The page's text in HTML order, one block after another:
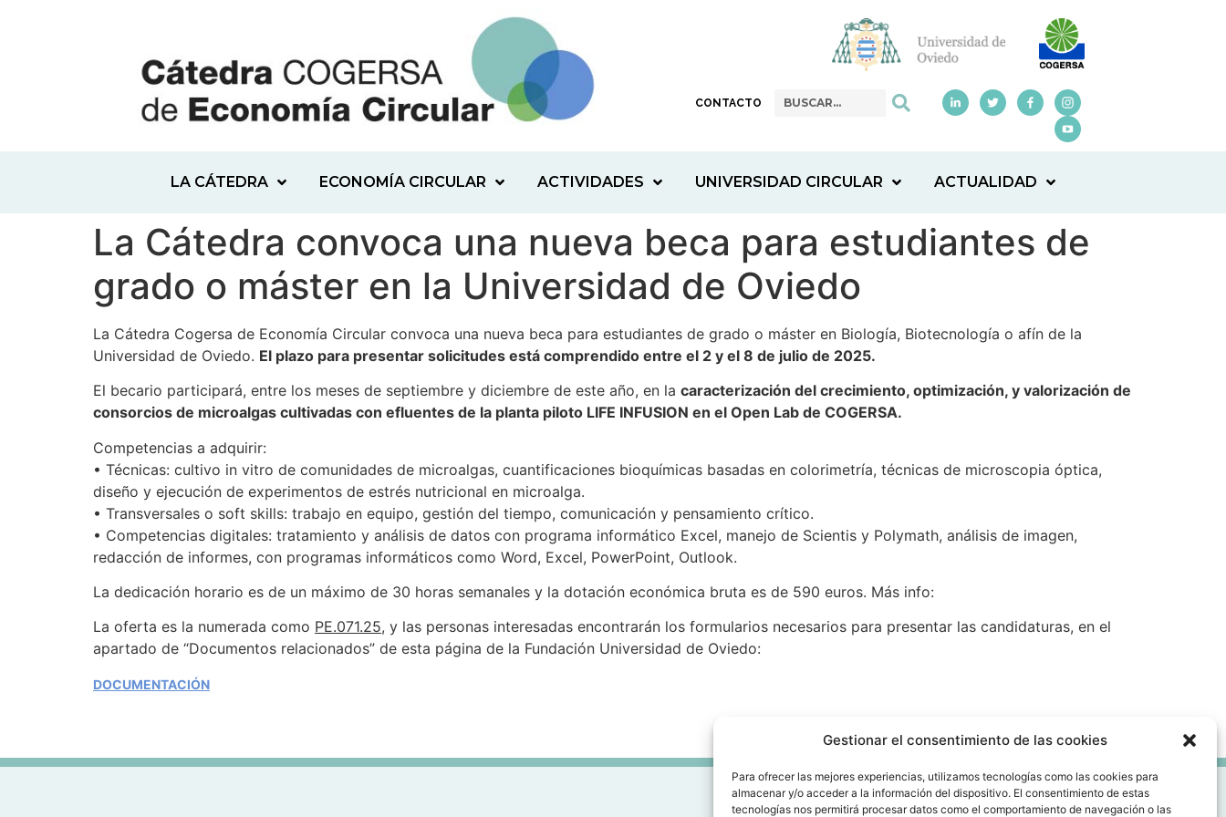
Gestionar el consentimiento de las cookies
Para ofrecer las mejores experiencias, utilizamos tecnologías como las cookies para
almacenar y/o acceder a la información del dispositivo. El consentimiento de estas
tecnologías nos permitirá procesar datos como el comportamiento de navegación o las
CONTACTO
LA CÁTEDRA ECONOMÍA CIRCULAR ACTIVIDADES UNIVERSIDAD CIRCULAR ACTUALIDAD
La Cátedra convoca una nueva beca para estudiantes de
grado o máster en la Universidad de Oviedo
La Cátedra Cogersa de Economía Circular convoca una nueva beca para estudiantes de grado o máster en Biología, Biotecnología o afín de la
Universidad de Oviedo. El plazo para presentar solicitudes está comprendido entre el 2 y el 8 de julio de 2025.
El becario participará, entre los meses de septiembre y diciembre de este año, en la caracterización del crecimiento, optimización, y valorización de
consorcios de microalgas cultivadas con efluentes de la planta piloto LIFE INFUSION en el Open Lab de COGERSA.
Competencias a adquirir:
• Técnicas: cultivo in vitro de comunidades de microalgas, cuantificaciones bioquímicas basadas en colorimetría, técnicas de microscopia óptica,
diseño y ejecución de experimentos de estrés nutricional en microalga.
• Transversales o soft skills: trabajo en equipo, gestión del tiempo, comunicación y pensamiento crítico.
• Competencias digitales: tratamiento y análisis de datos con programa informático Excel, manejo de Scientis y Polymath, análisis de imagen,
redacción de informes, con programas informáticos como Word, Excel, PowerPoint, Outlook.
La dedicación horario es de un máximo de 30 horas semanales y la dotación económica bruta es de 590 euros. Más info:
La oferta es la numerada como PE.071.25, y las personas interesadas encontrarán los formularios necesarios para presentar las candidaturas, en el
apartado de “Documentos relacionados” de esta página de la Fundación Universidad de Oviedo:
DOCUMENTACIÓN